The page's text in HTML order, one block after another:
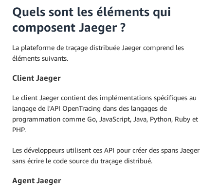
Quels sont les éléments qui
composent Jaeger ?
La plateforme de traçage distribuée Jaeger comprend les
éléments suivants.
Client Jaeger
Le client Jaeger contient des implémentations spécifiques au
langage de l'API OpenTracing dans des langages de
programmation comme Go, JavaScript, Java, Python, Ruby et
PHP.
Les développeurs utilisent ces API pour créer des spans Jaeger
sans écrire le code source du traçage distribué.
Agent Jaeger